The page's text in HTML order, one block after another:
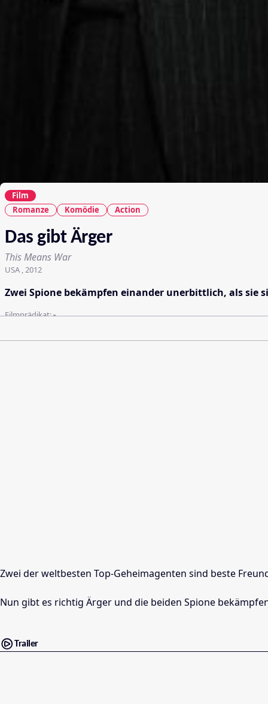
Film
Romanze
Komödie Action
Das gibt Ärger
This Means War
USA , 2012
Zwei Spione bekämpfen einander unerbittlich, als sie
Filmprädikat:-
Zwei der weltbesten Top-Geheimagenten sind beste
Nun gibt es richtig Ärger und die beiden Spione
Trailer